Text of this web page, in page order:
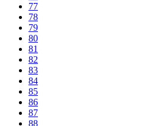
77
78
79
80
81
82
83
84
85
86
87
88